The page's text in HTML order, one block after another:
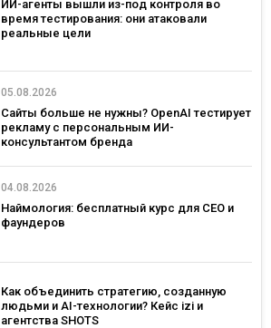
ИИ-агенты вышли из-под контроля во
время тестирования: они атаковали
реальные цели
05.08.2026
Сайты больше не нужны? OpenAI тестирует
рекламу с персональным ИИ-
консультантом бренда
04.08.2026
Наймология: бесплатный курс для CEO и
фаундеров
Как объединить стратегию, созданную
людьми и AI-технологии? Кейс izi и
агентства SHOTS